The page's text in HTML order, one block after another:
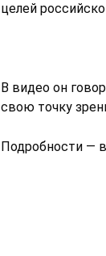
целей
В видео он
свою точку
Подробности —